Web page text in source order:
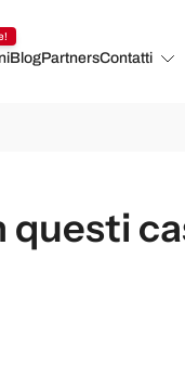
BlogPartnersContatti
questi